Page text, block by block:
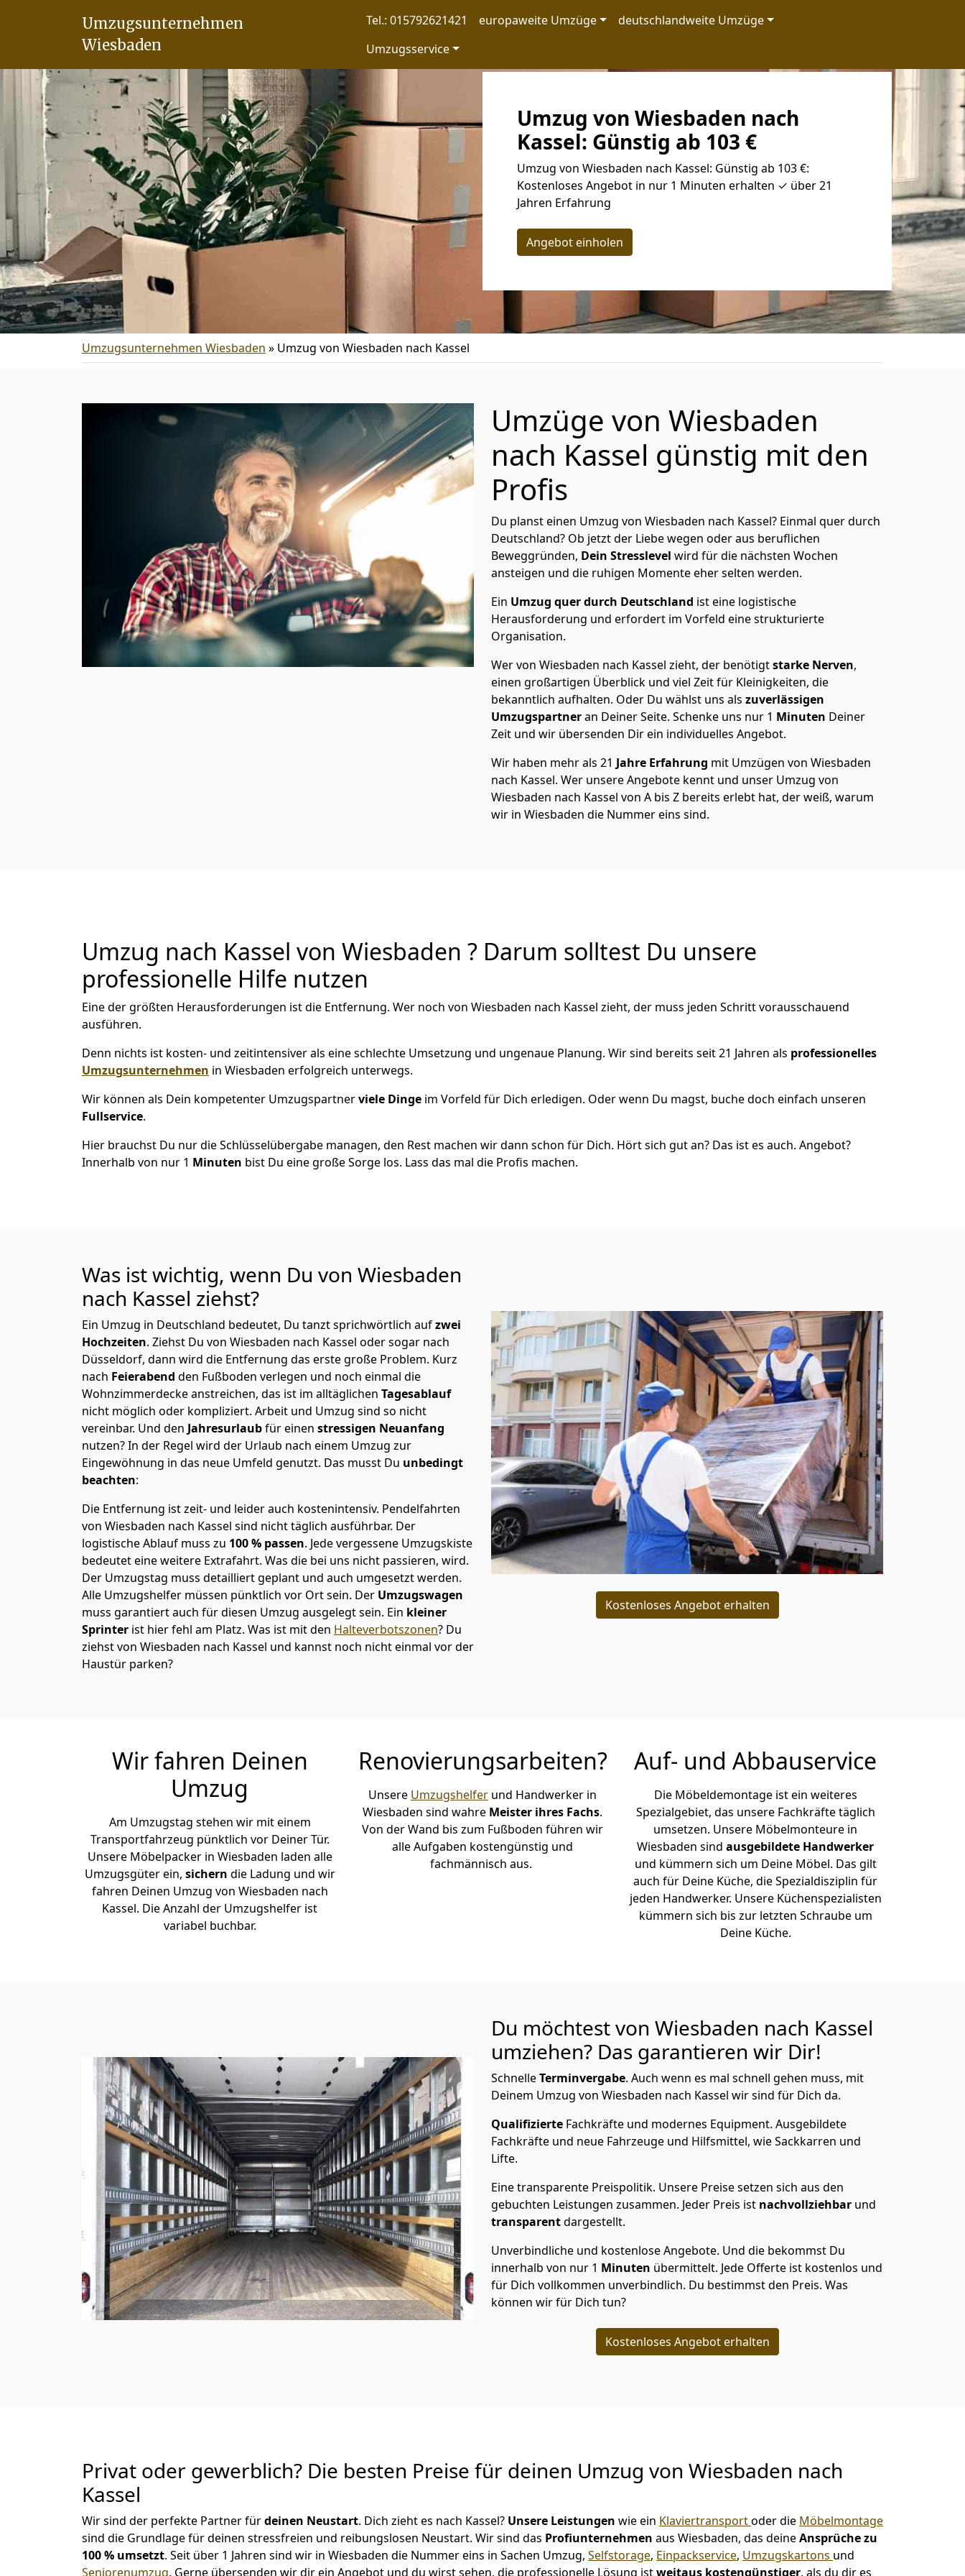
Umzugsunternehmen
Wiesbaden
Tel.: 015792621421 europaweite Umzüge
deutschlandweite Umzüge
Umzugsservice
Umzug von Wiesbaden nach
Kassel: Günstig ab 103 €
Umzug von Wiesbaden nach Kassel: Günstig ab 103 €:
Kostenloses Angebot in nur 1 Minuten erhalten ✓ über 21
Jahren Erfahrung
Angebot einholen
Umzugsunternehmen Wiesbaden » Umzug von Wiesbaden nach Kassel
Umzüge von Wiesbaden
nach Kassel günstig mit den
Profis
Du planst einen Umzug von Wiesbaden nach Kassel? Einmal quer durch
Deutschland? Ob jetzt der Liebe wegen oder aus beruflichen
Beweggründen, Dein Stresslevel wird für die nächsten Wochen
ansteigen und die ruhigen Momente eher selten werden.
Ein Umzug quer durch Deutschland ist eine logistische
Herausforderung und erfordert im Vorfeld eine strukturierte
Organisation.
Wer von Wiesbaden nach Kassel zieht, der benötigtstarke Nerven,
einen großartigen Überblick und viel Zeit für Kleinigkeiten, die
bekanntlich aufhalten. Oder Du wählst uns als zuverlässigen
Umzugspartneran Deiner Seite. Schenke uns nur 1 Minuten Deiner
Zeit und wir übersenden Dir ein individuelles Angebot.
Wir haben mehr als 21 Jahre Erfahrung mit Umzügen von Wiesbaden
nach Kassel. Wer unsere Angebote kennt und unser Umzug von
Wiesbaden nach Kassel von A bis Z bereits erlebt hat, der weiß, warum
wir in Wiesbaden die Nummer eins sind.
Umzug nach Kassel von Wiesbaden ? Darum solltest Du unsere
professionelle Hilfe nutzen
Eine der größten Herausforderungen ist die Entfernung. Wer noch von Wiesbaden nach Kassel zieht, der muss jeden Schritt vorausschauend
ausführen.
Denn nichts ist kosten- und zeitintensiver als eine schlechte Umsetzung und ungenaue Planung. Wir sind bereits seit 21 Jahren als professionelles
Umzugsunternehmen in Wiesbaden erfolgreich unterwegs.
Wir können als Dein kompetenter Umzugspartnerviele Dinge im Vorfeld für Dich erledigen. Oder wenn Du magst, buche doch einfach unseren
Fullservice.
Hier brauchst Du nur die Schlüsselübergabe managen, den Rest machen wir dann schon für Dich. Hört sich gut an? Das ist es auch. Angebot?
Innerhalb von nur 1 Minuten bist Du eine große Sorge los. Lass das mal die Profis machen.
Was ist wichtig, wenn Du von Wiesbaden
nach Kassel ziehst?
Ein Umzug in Deutschland bedeutet, Du tanzt sprichwörtlich aufzwei
Hochzeiten. Ziehst Du von Wiesbaden nach Kassel oder sogar nach
Düsseldorf, dann wird die Entfernung das erste große Problem. Kurz
nach Feierabend den Fußboden verlegen und noch einmal die
Wohnzimmerdecke anstreichen, das ist im alltäglichen Tagesablauf
nicht möglich oder kompliziert. Arbeit und Umzug sind so nicht
vereinbar. Und den Jahresurlaubfür einen stressigen Neuanfang
nutzen? In der Regel wird der Urlaub nach einem Umzug zur
Eingewöhnung in das neue Umfeld genutzt. Das musst Du unbedingt
beachten:
Die Entfernung ist zeit- und leider auch kostenintensiv. Pendelfahrten
von Wiesbaden nach Kassel sind nicht täglich ausführbar. Der
logistische Ablauf muss zu 100 % passen. Jede vergessene Umzugskiste
bedeutet eine weitere Extrafahrt. Was die bei uns nicht passieren, wird.
Der Umzugstag muss detailliert geplant und auch umgesetzt werden.
Alle Umzugshelfer müssen pünktlich vor Ort sein. Der Umzugswagen
muss garantiert auch für diesen Umzug ausgelegt sein. Ein kleiner
Sprinter ist hier fehl am Platz. Was ist mit den Halteverbotszonen? Du
ziehst von Wiesbaden nach Kassel und kannst noch nicht einmal vor der
Haustür parken?
Kostenloses Angebot erhalten
Wir fahren Deinen
Umzug
Am Umzugstag stehen wir mit einem
Transportfahrzeug pünktlich vor Deiner Tür.
Unsere Möbelpacker in Wiesbaden laden alle
Umzugsgüter ein, sichern die Ladung und wir
fahren Deinen Umzug von Wiesbaden nach
Kassel. Die Anzahl der Umzugshelfer ist
variabel buchbar.
Renovierungsarbeiten?
Unsere Umzugshelfer und Handwerker in
Wiesbaden sind wahre Meister ihres Fachs.
Von der Wand bis zum Fußboden führen wir
alle Aufgaben kostengünstig und
fachmännisch aus.
Auf- und Abbauservice
Die Möbeldemontage ist ein weiteres
Spezialgebiet, das unsere Fachkräfte täglich
umsetzen. Unsere Möbelmonteure in
Wiesbaden sind ausgebildete Handwerker
und kümmern sich um Deine Möbel. Das gilt
auch für Deine Küche, die Spezialdisziplin für
jeden Handwerker. Unsere Küchenspezialisten
kümmern sich bis zur letzten Schraube um
Deine Küche.
Du möchtest von Wiesbaden nach Kassel
umziehen? Das garantieren wir Dir!
SchnelleTerminvergabe. Auch wenn es mal schnell gehen muss, mit
Deinem Umzug von Wiesbaden nach Kassel wir sind für Dich da.
Qualifizierte Fachkräfte und modernes Equipment. Ausgebildete
Fachkräfte und neue Fahrzeuge und Hilfsmittel, wie Sackkarren und
Lifte.
Eine transparente Preispolitik. Unsere Preise setzen sich aus den
gebuchten Leistungen zusammen. Jeder Preis ist nachvollziehbar und
transparentdargestellt.
Unverbindliche und kostenlose Angebote. Und die bekommst Du
innerhalb von nur 1 Minuten übermittelt. Jede Offerte ist kostenlos und
für Dich vollkommen unverbindlich. Du bestimmst den Preis. Was
können wir für Dich tun?
Kostenloses Angebot erhalten
Privat oder gewerblich? Die besten Preise für deinen Umzug von Wiesbaden nach
Kassel
Wir sind der perfekte Partner fürdeinen Neustart. Dich zieht es nach Kassel? Unsere Leistungen wie ein Klaviertransportoder die Möbelmontage
sind die Grundlage für deinen stressfreien und reibungslosen Neustart. Wir sind das Profiunternehmen aus Wiesbaden, das deineAnsprüche zu
100 % umsetzt. Seit über 1 Jahren sind wir in Wiesbaden die Nummer eins in Sachen Umzug, Selfstorage, Einpackservice, Umzugskartons und
Seniorenumzug. Gerne übersenden wir dir ein Angebot und du wirst sehen, die professionelle Lösung istweitaus kostengünstiger, als du dir es